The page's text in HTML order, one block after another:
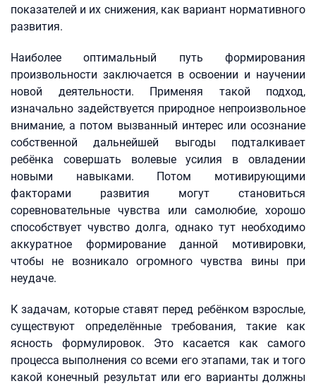
показателей и их снижения, как вариант нормативного
развития.
Наиболее оптимальный путь формирования
произвольности заключается в освоении и научении
новой деятельности. Применяя такой подход,
изначально задействуется природное непроизвольное
внимание, а потом вызванный интерес или осознание
собственной дальнейшей выгоды подталкивает
ребёнка совершать волевые усилия в овладении
новыми навыками. Потом мотивирующими
факторами развития могут становиться
соревновательные чувства или самолюбие, хорошо
способствует чувство долга, однако тут необходимо
аккуратное формирование данной мотивировки,
чтобы не возникало огромного чувства вины при
неудаче.
К задачам, которые ставят перед ребёнком взрослые,
существуют определённые требования, такие как
ясность формулировок. Это касается как самого
процесса выполнения со всеми его этапами, так и того
какой конечный результат или его варианты должны